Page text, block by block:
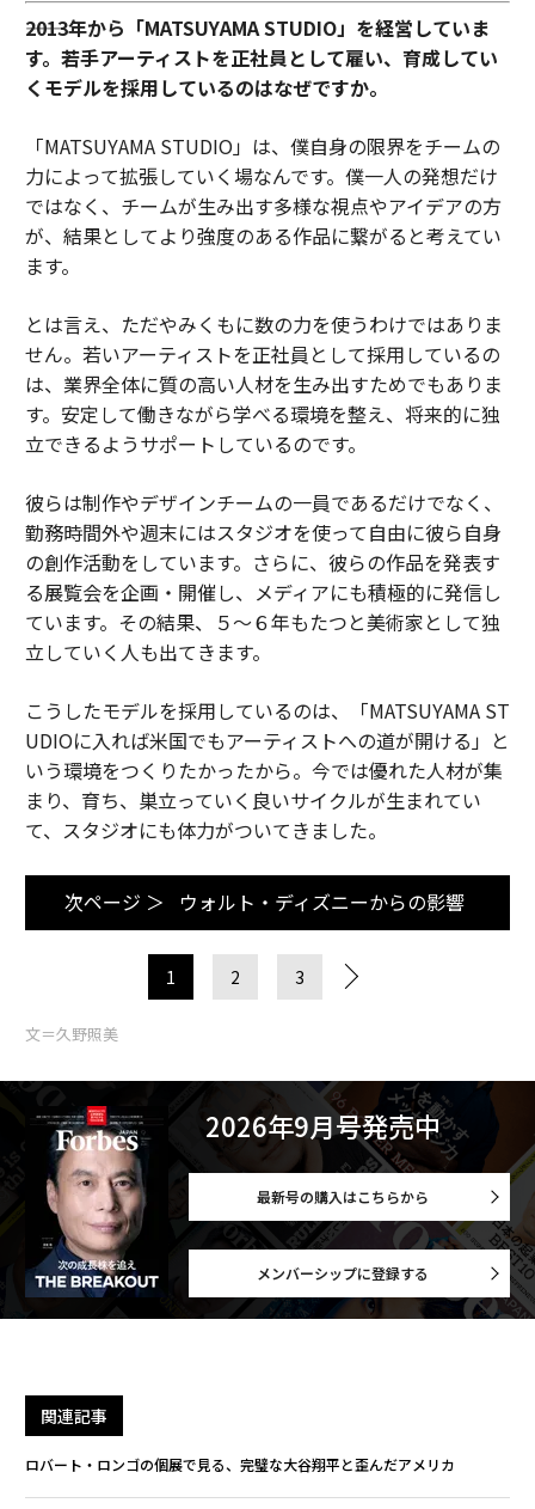
――2013年から「MATSUYAMA STUDIO」を経営していま
す。若手アーティストを正社員として雇い、育成してい
くモデルを採用しているのはなぜですか。
「MATSUYAMA STUDIO」は、僕自身の限界をチームの
力によって拡張していく場なんです。僕一人の発想だけ
ではなく、チームが生み出す多様な視点やアイデアの方
が、結果としてより強度のある作品に繋がると考えてい
ます。
とは言え、ただやみくもに数の力を使うわけではありま
せん。若いアーティストを正社員として採用しているの
は、業界全体に質の高い人材を生み出すためでもありま
す。安定して働きながら学べる環境を整え、将来的に独
立できるようサポートしているのです。
彼らは制作やデザインチームの一員であるだけでなく、
勤務時間外や週末にはスタジオを使って自由に彼ら自身
の創作活動をしています。さらに、彼らの作品を発表す
る展覧会を企画・開催し、メディアにも積極的に発信し
ています。その結果、５〜６年もたつと美術家として独
立していく人も出てきます。
こうしたモデルを採用しているのは、「MATSUYAMA ST
UDIOに入れば米国でもアーティストへの道が開ける」と
いう環境をつくりたかったから。今では優れた人材が集
まり、育ち、巣立っていく良いサイクルが生まれてい
て、スタジオにも体力がついてきました。
次ページ ＞ ウォルト・ディズニーからの影響
1 2 3
文＝久野照美
2026年9月号発売中
最新号の購入はこちらから
メンバーシップに登録する
関連記事
ロバート・ロンゴの個展で見る、完璧な大谷翔平と歪んだアメリカ